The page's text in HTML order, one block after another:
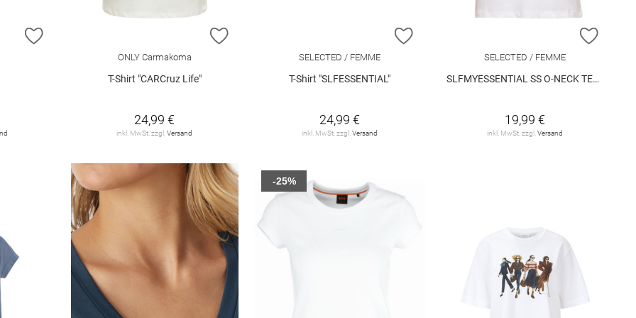
ZUR WUNSCHLISTE HINZUFÜGEN ZUR WUNSCHLISTE HINZUFÜGEN
ONLY Carmakoma
T-Shirt "CARCruz Life"
24,99 €
inkl. MwSt. zzgl.Versand
SELECTED / FEMME
T-Shirt "SLFESSENTIAL"
24,99 €
inkl. MwSt. zzgl.Versand
ZUR
SELECTED / FEMME
SLFMYESSENTIAL SS O-NECK TEE NOOS
19,99 €
inkl. MwSt. zzgl.Versand
-25%